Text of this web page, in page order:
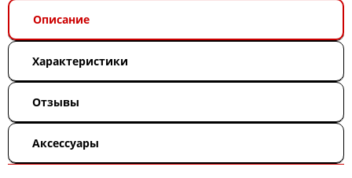
Описание
Характеристики
Отзывы
Аксессуары